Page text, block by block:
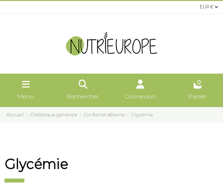
EUR €
Menu Rechercher Connexion
0
Panier
Accueil Diététique générale Confort et détente Glycémie
Glycémie